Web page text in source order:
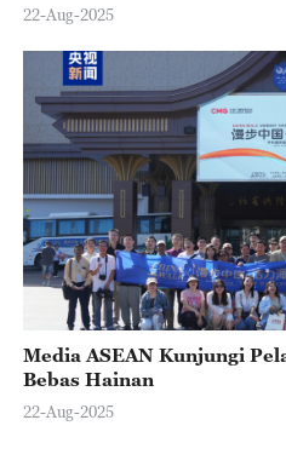
22-Aug-2025
Media ASEAN Kunjungi
Bebas Hainan
22-Aug-2025